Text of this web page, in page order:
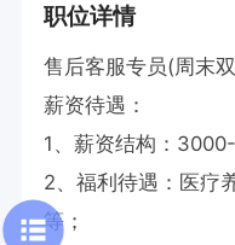
职位详情
售后客服专员(周末
薪资待遇：
1、薪资结构：
2、福利待遇：医疗
等；